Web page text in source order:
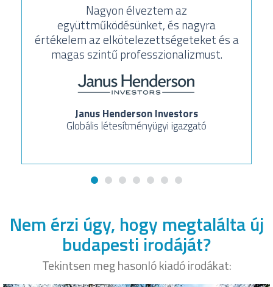
Nagyon élveztem az
együttműködésünket, és nagyra
értékelem az elkötelezettségeteket és a
magas szintű professzionalizmust.
Janus Henderson Investors
Globális létesítményügyi igazgató
Nem érzi úgy, hogy megtalálta új
budapesti irodáját?
Tekintsen meg hasonló kiadó irodákat: